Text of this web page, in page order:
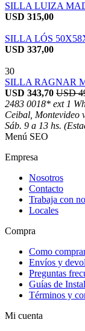
SILLA LUIZA
USD 315,00
SILLA LÓS
USD 337,00
30
SILLA RAGNAR
USD 343,70 USD
2483 0018* ext 1
Ceibal, Montevideo
Sáb. 9 a 13 hs.
Menú SEO
Empresa
Nosotros
Contacto
Trabaja con
Locales
Compra
Como
Envíos y
Preguntas
Guías de
Términos y
Mi cuenta